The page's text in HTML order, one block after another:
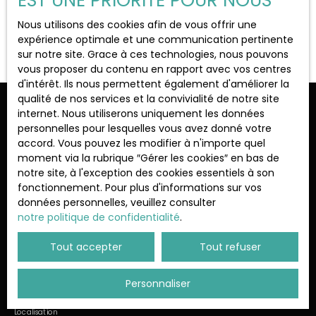
Gargenville (78440)
Localisation
Budget max (€)
Surface min (m²)
Rechercher
Aucun résultat
Ne manquez plus aucun bien
correspondant à votre recherche !
Prénom Nom
Email
Localisation
Nous utilisons des cookies afin de vous offrir une
expérience optimale et une communication pertinente
sur notre site. Grace à ces technologies, nous pouvons
vous proposer du contenu en rapport avec vos centres
d'intérêt. Ils nous permettent également d'améliorer la
qualité de nos services et la convivialité de notre site
internet. Nous utiliserons uniquement les données
personnelles pour lesquelles vous avez donné votre
accord. Vous pouvez les modifier à n'importe quel
moment via la rubrique ″Gérer les cookies″ en bas de
notre site, à l'exception des cookies essentiels à son
fonctionnement. Pour plus d'informations sur vos
données personnelles, veuillez consulter
notre politique de confidentialité.
Tout accepter Tout refuser
Personnaliser